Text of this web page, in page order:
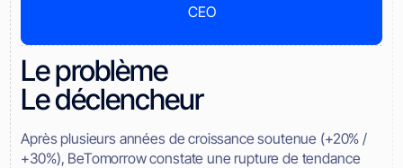
CEO
Le problème
Le déclencheur
Après plusieurs années de croissance soutenue (+20% /
+30%), BeTomorrow constate une rupture de tendance